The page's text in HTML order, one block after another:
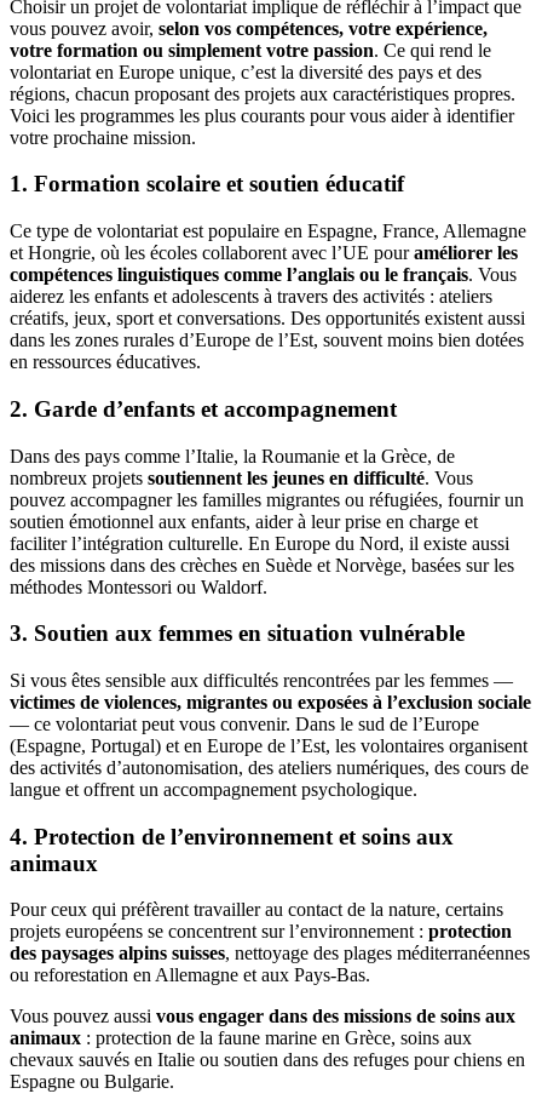
Choisir un projet de volontariat implique de réfléchir à l’impact que
vous pouvez avoir, selon vos compétences, votre expérience,
votre formation ou simplement votre passion. Ce qui rend le
volontariat en Europe unique, c’est la diversité des pays et des
régions, chacun proposant des projets aux caractéristiques propres.
Voici les programmes les plus courants pour vous aider à identifier
votre prochaine mission.
1. Formation scolaire et soutien éducatif
Ce type de volontariat est populaire en Espagne, France, Allemagne
et Hongrie, où les écoles collaborent avec l’UE pouraméliorer les
compétences linguistiques comme l’anglais ou le français. Vous
aiderez les enfants et adolescents à travers des activités : ateliers
créatifs, jeux, sport et conversations. Des opportunités existent aussi
dans les zones rurales d’Europe de l’Est, souvent moins bien dotées
en ressources éducatives.
2. Garde d’enfants et accompagnement
Dans des pays comme l’Italie, la Roumanie et la Grèce, de
nombreux projets soutiennent les jeunes en difficulté. Vous
pouvez accompagner les familles migrantes ou réfugiées, fournir un
soutien émotionnel aux enfants, aider à leur prise en charge et
faciliter l’intégration culturelle. En Europe du Nord, il existe aussi
des missions dans des crèches en Suède et Norvège, basées sur les
méthodes Montessori ou Waldorf.
3. Soutien aux femmes en situation vulnérable
Si vous êtes sensible aux difficultés rencontrées par les femmes —
victimes de violences, migrantes ou exposées à l’exclusion sociale
— ce volontariat peut vous convenir. Dans le sud de l’Europe
(Espagne, Portugal) et en Europe de l’Est, les volontaires organisent
des activités d’autonomisation, des ateliers numériques, des cours de
langue et offrent un accompagnement psychologique.
4. Protection de l’environnement et soins aux
animaux
Pour ceux qui préfèrent travailler au contact de la nature, certains
projets européens se concentrent sur l’environnement : protection
des paysages alpins suisses, nettoyage des plages méditerranéennes
ou reforestation en Allemagne et aux Pays-Bas.
Vous pouvez aussi vous engager dans des missions de soins aux
animaux : protection de la faune marine en Grèce, soins aux
chevaux sauvés en Italie ou soutien dans des refuges pour chiens en
Espagne ou Bulgarie.